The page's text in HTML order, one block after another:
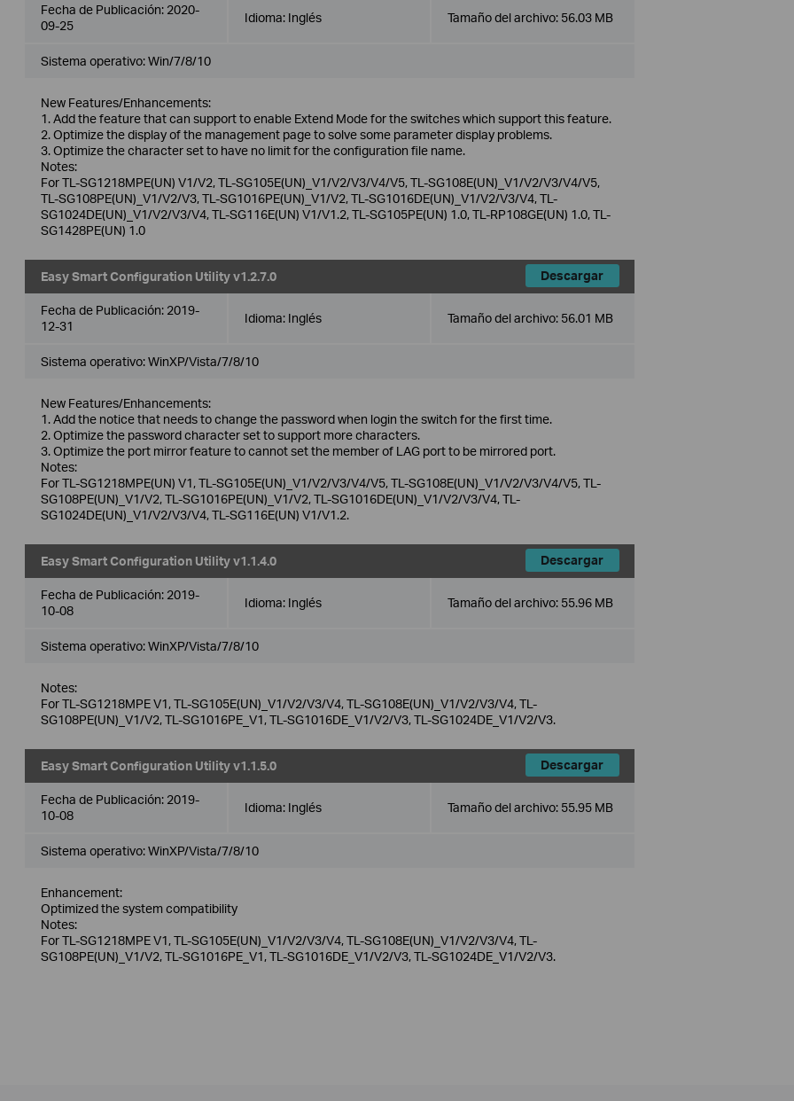
Fecha de Publicación: 2020-
09-25
Idioma: Inglés Tamaño del archivo: 56.03 MB
Sistema operativo: Win/7/8/10
New Features/Enhancements:
1. Add the feature that can support to enable Extend Mode for the switches which support this feature.
2. Optimize the display of the management page to solve some parameter display problems.
3. Optimize the character set to have no limit for the configuration file name.
Notes:
For TL-SG1218MPE(UN) V1/V2, TL-SG105E(UN)_V1/V2/V3/V4/V5, TL-SG108E(UN)_V1/V2/V3/V4/V5,
TL-SG108PE(UN)_V1/V2/V3, TL-SG1016PE(UN)_V1/V2, TL-SG1016DE(UN)_V1/V2/V3/V4, TL-
SG1024DE(UN)_V1/V2/V3/V4, TL-SG116E(UN) V1/V1.2, TL-SG105PE(UN) 1.0, TL-RP108GE(UN) 1.0, TL-
SG1428PE(UN) 1.0
Easy Smart Configuration Utility v1.2.7.0 Descargar
Fecha de Publicación: 2019-
12-31
Idioma: Inglés Tamaño del archivo: 56.01 MB
Sistema operativo: WinXP/Vista/7/8/10
New Features/Enhancements:
1. Add the notice that needs to change the password when login the switch for the first time.
2. Optimize the password character set to support more characters.
3. Optimize the port mirror feature to cannot set the member of LAG port to be mirrored port.
Notes:
For TL-SG1218MPE(UN) V1, TL-SG105E(UN)_V1/V2/V3/V4/V5, TL-SG108E(UN)_V1/V2/V3/V4/V5, TL-
SG108PE(UN)_V1/V2, TL-SG1016PE(UN)_V1/V2, TL-SG1016DE(UN)_V1/V2/V3/V4, TL-
SG1024DE(UN)_V1/V2/V3/V4, TL-SG116E(UN) V1/V1.2.
Easy Smart Configuration Utility v1.1.4.0 Descargar
Fecha de Publicación: 2019-
10-08
Idioma: Inglés Tamaño del archivo: 55.96 MB
Sistema operativo: WinXP/Vista/7/8/10
Notes:
For TL-SG1218MPE V1, TL-SG105E(UN)_V1/V2/V3/V4, TL-SG108E(UN)_V1/V2/V3/V4, TL-
SG108PE(UN)_V1/V2, TL-SG1016PE_V1, TL-SG1016DE_V1/V2/V3, TL-SG1024DE_V1/V2/V3.
Easy Smart Configuration Utility v1.1.5.0 Descargar
Fecha de Publicación: 2019-
10-08
Idioma: Inglés Tamaño del archivo: 55.95 MB
Sistema operativo: WinXP/Vista/7/8/10
Enhancement:
Optimized the system compatibility
Notes:
For TL-SG1218MPE V1, TL-SG105E(UN)_V1/V2/V3/V4, TL-SG108E(UN)_V1/V2/V3/V4, TL-
SG108PE(UN)_V1/V2, TL-SG1016PE_V1, TL-SG1016DE_V1/V2/V3, TL-SG1024DE_V1/V2/V3.